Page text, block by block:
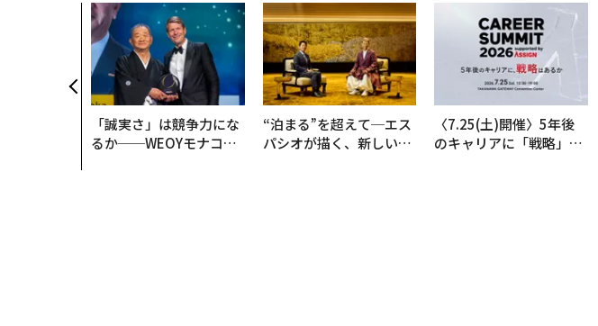
「誠実さ」は競争力にな
るか──WEOYモナコで
“泊まる”を超えて─エス
パシオが描く、新しい日
〈7.25(土)開催〉5年後
のキャリアに「戦略」は